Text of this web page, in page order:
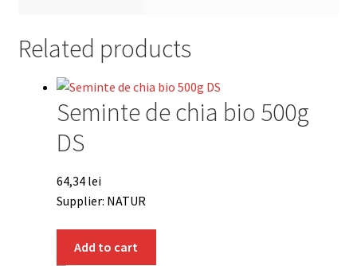
Related products
Seminte de chia bio 500g
DS
64,34 lei
Supplier: NATUR
Add to cart